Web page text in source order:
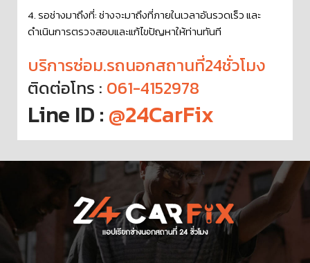
4. รอช่างมาถึงที่: ช่างจะมาถึงที่ภายในเวลาอันรวดเร็ว และ
ดำเนินการตรวจสอบและแก้ไขปัญหาให้ท่านทันที
บริการซ่อม.รถนอกสถานที่24ชั่วโมง
ติดต่อโทร : 061-4152978
Line ID :@24CarFix